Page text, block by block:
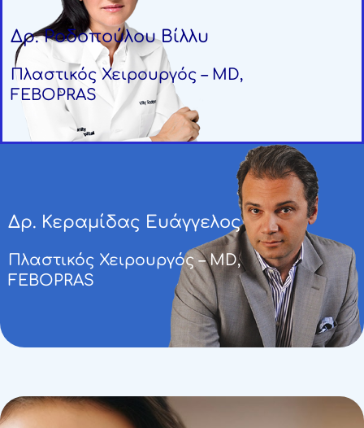
Δρ. Ροδοπούλου Βίλλυ
Πλαστικός Χειρουργός – MD,
FEBOPRAS
Δρ. Κεραμίδας Ευάγγελος
Πλαστικός Χειρουργός – MD,
FEBOPRAS